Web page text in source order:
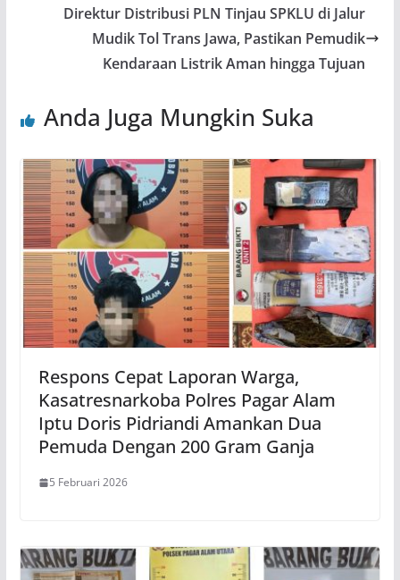
Direktur Distribusi PLN Tinjau SPKLU di Jalur
Mudik Tol Trans Jawa, Pastikan Pemudik
Kendaraan Listrik Aman hingga Tujuan
Anda Juga Mungkin Suka
Respons Cepat Laporan Warga,
Kasatresnarkoba Polres Pagar Alam
Iptu Doris Pidriandi Amankan Dua
Pemuda Dengan 200 Gram Ganja
5 Februari 2026